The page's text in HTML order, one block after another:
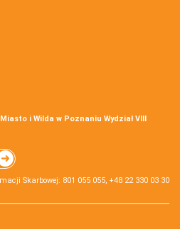
i Wilda w Poznaniu Wydział VIII
Skarbowej: 801 055 055, +48 22 330 03 30